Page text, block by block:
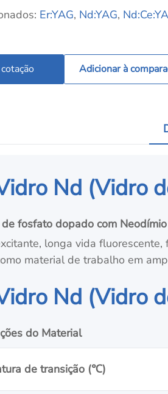
Er:YAG, Nd:YAG,
Adicionar à
Nd (Vidro
fosfato dopado com Neodímio
longa vida
material de trabalho em
Nd (Vidro
do Material
de transição (℃)